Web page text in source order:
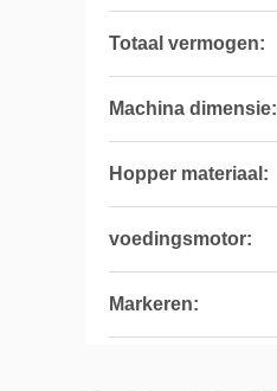
Totaal vermogen:
Machina dimensie:
Hopper materiaal:
voedingsmotor:
Markeren: